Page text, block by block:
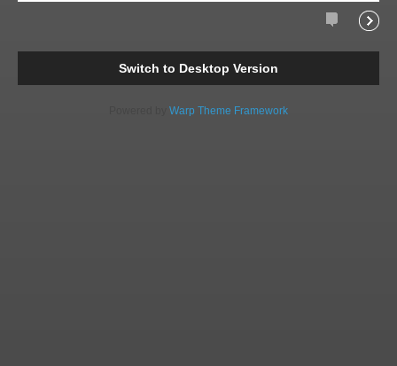
Comments
Switch to Desktop Version
Warp Theme Framework